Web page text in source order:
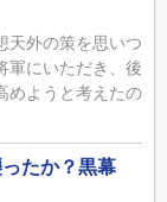
天外の策を思いつ
軍にいただき、後
めようと考えたの
たか？黒幕